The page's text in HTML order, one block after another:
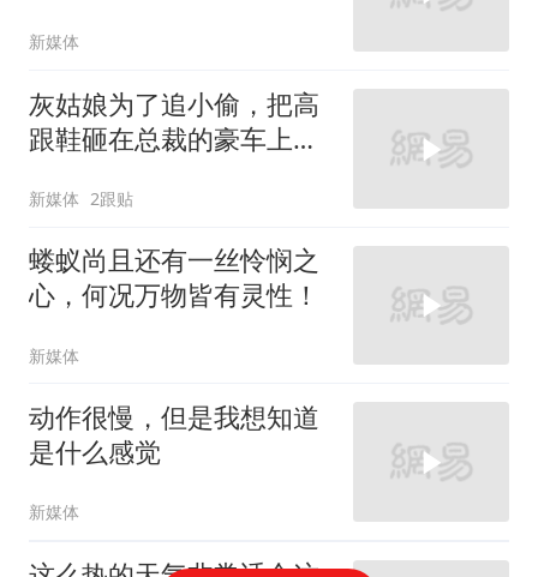
新媒体
灰姑娘为了追小偷，把高
跟鞋砸在总裁的豪车上，
新媒体 2跟贴
蝼蚁尚且还有一丝怜悯之
心，何况万物皆有灵性！
新媒体
动作很慢，但是我想知道
是什么感觉
新媒体